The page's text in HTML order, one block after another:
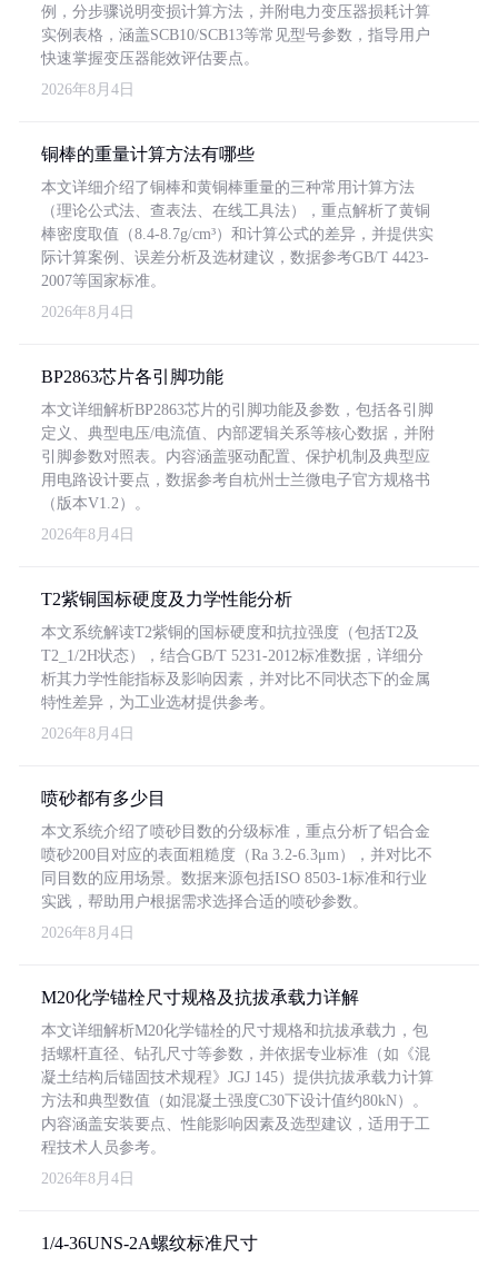
例，分步骤说明变损计算方法，并附电力变压器损耗计算
实例表格，涵盖SCB10/SCB13等常见型号参数，指导用户
快速掌握变压器能效评估要点。
2026年8月4日
铜棒的重量计算方法有哪些
本文详细介绍了铜棒和黄铜棒重量的三种常用计算方法
（理论公式法、查表法、在线工具法），重点解析了黄铜
棒密度取值（8.4-8.7g/cm³）和计算公式的差异，并提供实
际计算案例、误差分析及选材建议，数据参考GB/T 4423-
2007等国家标准。
2026年8月4日
BP2863芯片各引脚功能
本文详细解析BP2863芯片的引脚功能及参数，包括各引脚
定义、典型电压/电流值、内部逻辑关系等核心数据，并附
引脚参数对照表。内容涵盖驱动配置、保护机制及典型应
用电路设计要点，数据参考自杭州士兰微电子官方规格书
（版本V1.2）。
2026年8月4日
T2紫铜国标硬度及力学性能分析
本文系统解读T2紫铜的国标硬度和抗拉强度（包括T2及
T2_1/2H状态），结合GB/T 5231-2012标准数据，详细分
析其力学性能指标及影响因素，并对比不同状态下的金属
特性差异，为工业选材提供参考。
2026年8月4日
喷砂都有多少目
本文系统介绍了喷砂目数的分级标准，重点分析了铝合金
喷砂200目对应的表面粗糙度（Ra 3.2-6.3μm），并对比不
同目数的应用场景。数据来源包括ISO 8503-1标准和行业
实践，帮助用户根据需求选择合适的喷砂参数。
2026年8月4日
M20化学锚栓尺寸规格及抗拔承载力详解
本文详细解析M20化学锚栓的尺寸规格和抗拔承载力，包
括螺杆直径、钻孔尺寸等参数，并依据专业标准（如《混
凝土结构后锚固技术规程》JGJ 145）提供抗拔承载力计算
方法和典型数值（如混凝土强度C30下设计值约80kN）。
内容涵盖安装要点、性能影响因素及选型建议，适用于工
程技术人员参考。
2026年8月4日
1/4-36UNS-2A螺纹标准尺寸